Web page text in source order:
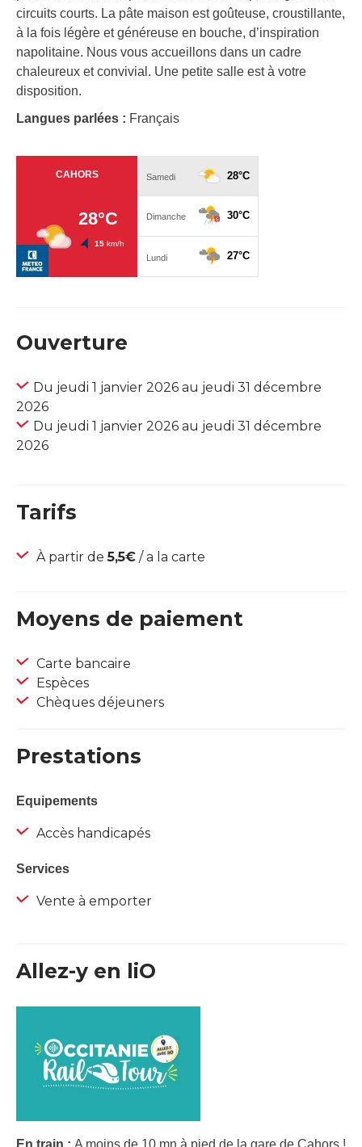
circuits courts. La pâte maison est goûteuse, croustillante,
à la fois légère et généreuse en bouche, d’inspiration
napolitaine. Nous vous accueillons dans un cadre
chaleureux et convivial. Une petite salle est à votre
disposition.
Langues parlées : Français
Ouverture
Du jeudi 1 janvier 2026 au jeudi 31 décembre
2026
Du jeudi 1 janvier 2026 au jeudi 31 décembre
2026
Tarifs
À partir de5,5€ / a la carte
Moyens de paiement
Carte bancaire
Espèces
Chèques déjeuners
Prestations
Equipements
Accès handicapés
Services
Vente à emporter
Allez-y en liO
En train : A moins de 10 mn à pied de la gare de Cahors !